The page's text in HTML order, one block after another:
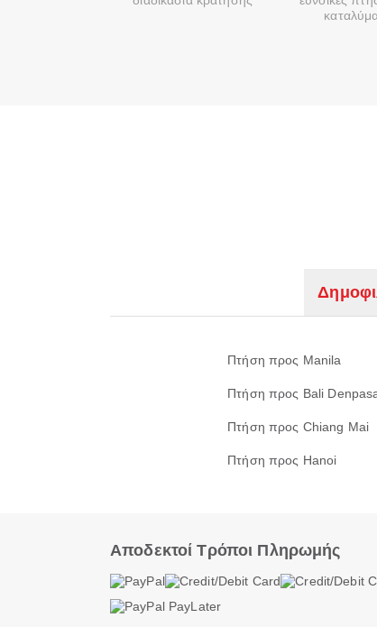
Πτήση προς Manila
Πτήση προς Bali
Πτήση προς Chiang Mai
Πτήση προς Hanoi
Αποδεκτοί Τρόποι Πληρωμής